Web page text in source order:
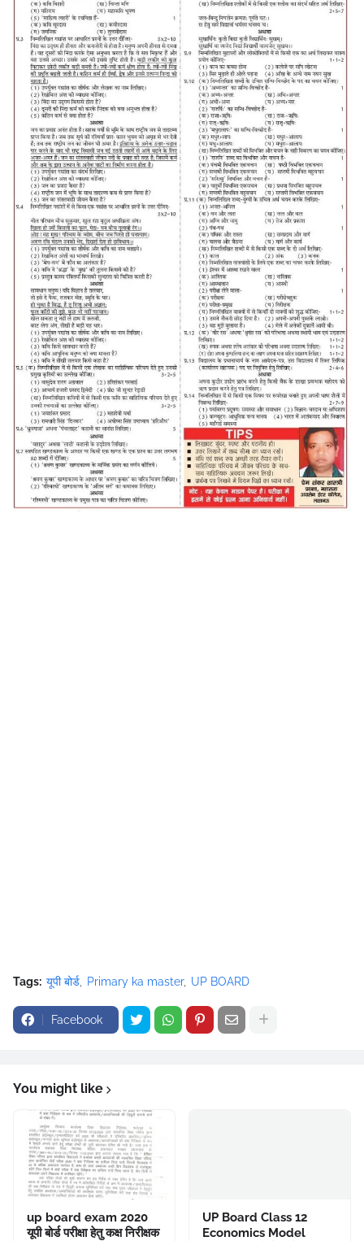
Tags: यूपी बोर्ड Primary ka master UP BOARD
Facebook
You might like
up board exam 2020
यूपी बोर्ड परीक्षा हेतु कक्ष निरीक्षक
UP Board Class 12
Economics Model